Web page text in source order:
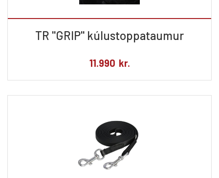
TR ''GRIP'' kúlustoppataumur
11.990 kr.